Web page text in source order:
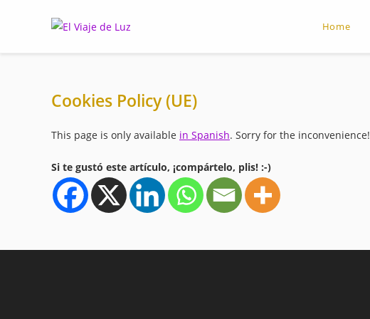
Home
Cookies Policy (UE)
This page is only available in Spanish. Sorry for the inconvenience!
Si te gustó este artículo, ¡compártelo, plis! :-)